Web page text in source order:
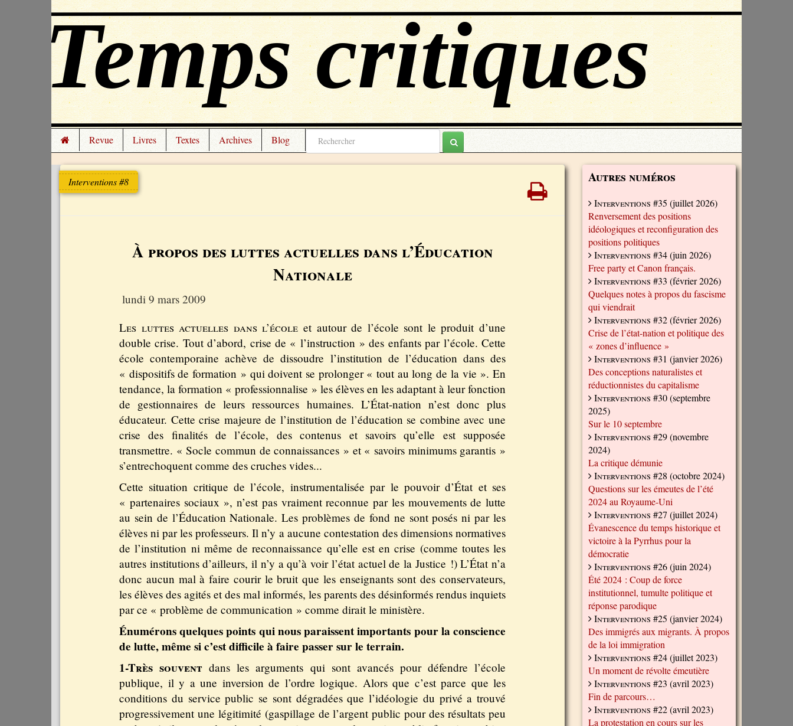
Revue Livres Textes Archives Blog
Interventions #8
À propos des luttes actuelles dans l’Éducation
Nationale
lundi 9 mars 2009
Les luttes actuelles dans l’école et autour de l’école sont le produit d’une
double crise. Tout d’abord, crise de « l’instruction » des enfants par l’école. Cette
école contemporaine achève de dissoudre l’institution de l’éducation dans des
« dispositifs de formation » qui doivent se prolonger « tout au long de la vie ». En
tendance, la formation « professionnalise » les élèves en les adaptant à leur fonction
de gestionnaires de leurs ressources humaines. L’État-nation n’est donc plus
éducateur. Cette crise majeure de l’institution de l’éducation se combine avec une
crise des finalités de l’école, des contenus et savoirs qu’elle est supposée
transmettre. « Socle commun de connaissances » et « savoirs minimums garantis »
s’entrechoquent comme des cruches vides...
Cette situation critique de l’école, instrumentalisée par le pouvoir d’État et ses
« partenaires sociaux », n’est pas vraiment reconnue par les mouvements de lutte
au sein de l’Éducation Nationale. Les problèmes de fond ne sont posés ni par les
élèves ni par les professeurs. Il n’y a aucune contestation des dimensions normatives
de l’institution ni même de reconnaissance qu’elle est en crise (comme toutes les
autres institutions d’ailleurs, il n’y a qu’à voir l’état actuel de la Justice !) L’État n’a
donc aucun mal à faire courir le bruit que les enseignants sont des conservateurs,
les élèves des agités et des mal informés, les parents des désinformés rendus inquiets
par ce « problème de communication » comme dirait le ministère.
Énumérons quelques points qui nous paraissent importants pour la conscience
de lutte, même si c’est difficile à faire passer sur le terrain.
1-Très souvent dans les arguments qui sont avancés pour défendre l’école
publique, il y a une inversion de l’ordre logique. Alors que c’est parce que les
conditions du service public se sont dégradées que l’idéologie du privé a trouvé
progressivement une légitimité (gaspillage de l’argent public pour des résultats peu
Autres numéros
Interventions #35 (juillet 2026)
Renversement des positions
idéologiques et reconfiguration des
positions politiques
Interventions #34(juin 2026)
Free party et Canon français.
Interventions #33 (février 2026)
Quelques notes à propos du fascisme
qui viendrait
Interventions #32(février 2026)
Crise de l’état-nation et politique des
« zones d’influence »
Interventions #31 (janvier 2026)
Des conceptions naturalistes et
réductionnistes du capitalisme
Interventions #30(septembre
2025)
Sur le 10 septembre
Interventions #29(novembre
2024)
La critique démunie
Interventions #28 (octobre 2024)
Questions sur les émeutes de l’été
2024 au Royaume-Uni
Interventions #27 (juillet 2024)
Évanescence du temps historique et
victoire à la Pyrrhus pour la
démocratie
Interventions #26(juin 2024)
Été 2024 : Coup de force
institutionnel, tumulte politique et
réponse parodique
Interventions #25 (janvier 2024)
Des immigrés aux migrants. À propos
de la loi immigration
Interventions #24(juillet 2023)
Un moment de révolte émeutière
Interventions #23 (avril 2023)
Fin de parcours…
Interventions #22(avril 2023)
La protestation en cours sur les